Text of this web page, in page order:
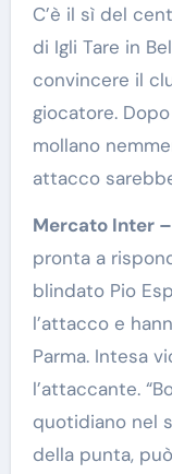
C’è il sì del
di Igli Tare in
convincere il
giocatore.
mollano
attacco
Mercato Inter –
pronta a
blindato Pio
l’attacco e
Parma. Intesa
l’attaccante.
quotidiano nel
della punta,